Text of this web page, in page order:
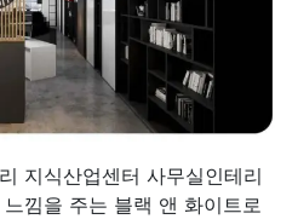
지식산업센터 사무실인테리
낌을 주는 블랙 앤 화이트로